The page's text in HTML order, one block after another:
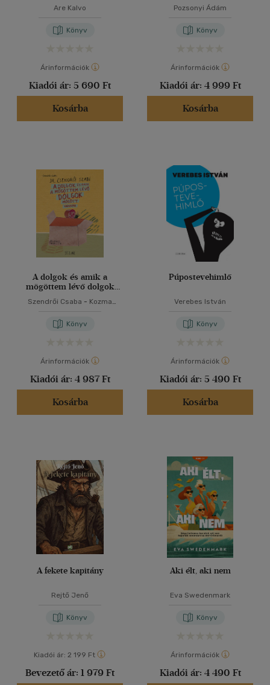
Are Kalvo
Könyv
Árinformációk
Kiadói ár: 5 690 Ft
Kosárba
Pozsonyi Ádám
Könyv
Árinformációk
Kiadói ár: 4 999 Ft
Kosárba
A dolgok és amik a
mögöttem lévő dolgok
mögött vannak
Szendrői Csaba - Kozma
Könyv
Árinformációk
Kiadói ár: 4 987 Ft
Kosárba
Púpostevehimlő
Verebes István
Könyv
Árinformációk
Kiadói ár: 5 490 Ft
Kosárba
A fekete kapitány
Rejtő Jenő
Könyv
Kiadói ár: 2 199 Ft
Bevezető ár: 1 979 Ft
Aki élt, aki nem
Eva Swedenmark
Könyv
Árinformációk
Kiadói ár: 4 490 Ft